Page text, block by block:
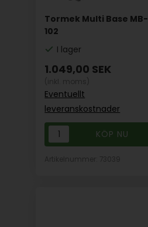
Tormek Multi Base MB-
102
I lager
1.049,00 SEK
Eventuellt
leveranskostnader